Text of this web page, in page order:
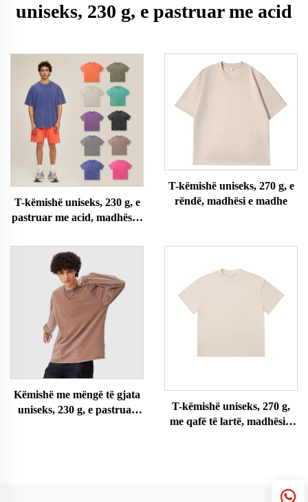
uniseks, 230 g, e pastruar me acid
T-këmishë uniseks, 230 g, e
pastruar me acid, madhësi e
T-këmishë uniseks, 270 g, e
rëndë, madhësi e madhe
Këmishë me mëngë të gjata
uniseks, 230 g, e pastruar
T-këmishë uniseks, 270 g,
me qafë të lartë, madhësi e